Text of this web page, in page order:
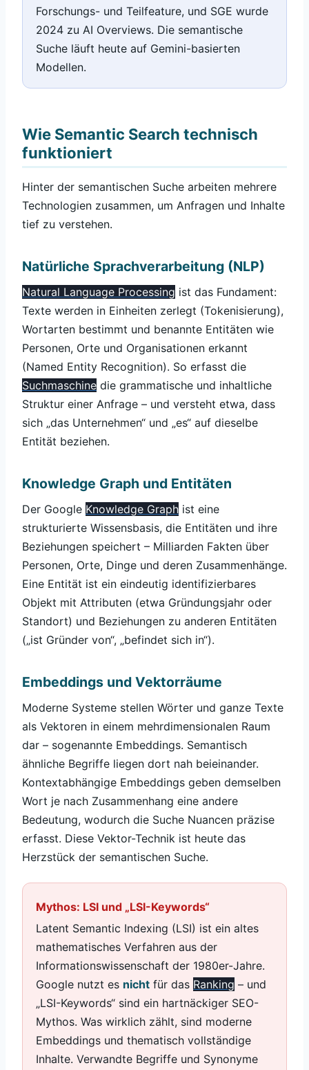
Forschungs- und Teilfeature, und SGE wurde
2024 zu AI Overviews. Die semantische
Suche läuft heute auf Gemini-basierten
Modellen.
Wie Semantic Search technisch
funktioniert
Hinter der semantischen Suche arbeiten mehrere
Technologien zusammen, um Anfragen und Inhalte
tief zu verstehen.
Natürliche Sprachverarbeitung (NLP)
Natural Language Processing ist das Fundament:
Texte werden in Einheiten zerlegt (Tokenisierung),
Wortarten bestimmt und benannte Entitäten wie
Personen, Orte und Organisationen erkannt
(Named Entity Recognition). So erfasst die
Suchmaschine die grammatische und inhaltliche
Struktur einer Anfrage – und versteht etwa, dass
sich „das Unternehmen“ und „es“ auf dieselbe
Entität beziehen.
Knowledge Graph und Entitäten
Der Google Knowledge Graph ist eine
strukturierte Wissensbasis, die Entitäten und ihre
Beziehungen speichert – Milliarden Fakten über
Personen, Orte, Dinge und deren Zusammenhänge.
Eine Entität ist ein eindeutig identifizierbares
Objekt mit Attributen (etwa Gründungsjahr oder
Standort) und Beziehungen zu anderen Entitäten
(„ist Gründer von“, „befindet sich in“).
Embeddings und Vektorräume
Moderne Systeme stellen Wörter und ganze Texte
als Vektoren in einem mehrdimensionalen Raum
dar – sogenannte Embeddings. Semantisch
ähnliche Begriffe liegen dort nah beieinander.
Kontextabhängige Embeddings geben demselben
Wort je nach Zusammenhang eine andere
Bedeutung, wodurch die Suche Nuancen präzise
erfasst. Diese Vektor-Technik ist heute das
Herzstück der semantischen Suche.
Mythos: LSI und „LSI-Keywords“
Latent Semantic Indexing (LSI) ist ein altes
mathematisches Verfahren aus der
Informationswissenschaft der 1980er-Jahre.
Google nutzt es nicht für das Ranking – und
„LSI-Keywords“ sind ein hartnäckiger SEO-
Mythos. Was wirklich zählt, sind moderne
Embeddings und thematisch vollständige
Inhalte. Verwandte Begriffe und Synonyme